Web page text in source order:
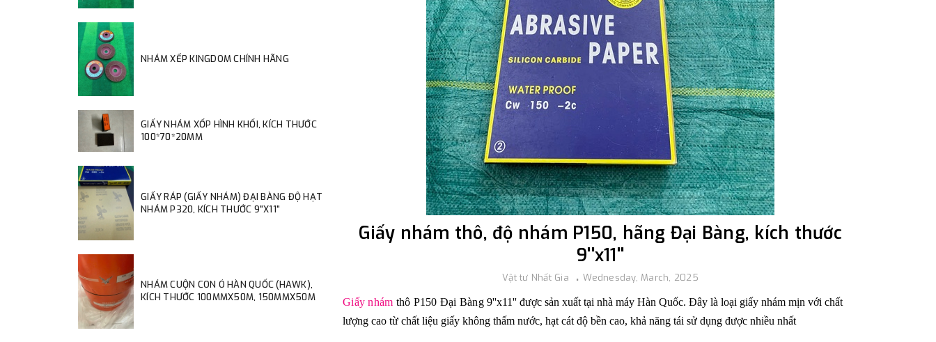
NHÁM XẾP KINGDOM CHÍNH HÃNG
GIẤY NHÁM XỐP HÌNH KHỐI, KÍCH THƯỚC
100*70*20MM
GIẤY RÁP (GIẤY NHÁM) ĐẠI BÀNG ĐỘ HẠT
NHÁM P320, KÍCH THƯỚC 9"X11"
NHÁM CUỘN CON Ó HÀN QUỐC (HAWK),
KÍCH THƯỚC 100MMX50M, 150MMX50M
Giấy nhám thô, độ nhám P150, hãng Đại Bàng, kích thước
9''x11''
Vật tư Nhất Gia Wednesday, March, 2025
Giấy nhám thô P150 Đại Bàng 9''x11'' được sản xuất tại nhà máy Hàn Quốc. Đây là loại giấy nhám mịn với chất
lượng cao từ chất liệu giấy không thấm nước, hạt cát độ bền cao, khả năng tái sử dụng được nhiều nhất